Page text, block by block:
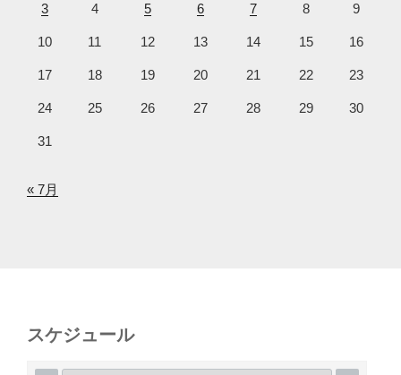
3 4 5 6 7 8 9
10 11 12 13 14 15 16
17 18 19 20 21 22 23
24 25 26 27 28 29 30
31
« 7月
スケジュール